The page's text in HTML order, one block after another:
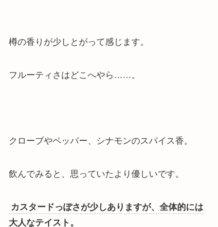
樽の香りが少しとがって感じます。
フルーティさはどこへやら……。
クローブやペッパー、シナモンのスパイス香。
飲んでみると、思っていたより優しいです。
カスタードっぽさが少しありますが、全体的には
大人なテイスト。